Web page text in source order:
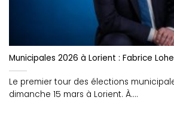
Municipales 2026 à Lorient : Fabrice
Le premier tour des élections
dimanche 15 mars à Lorient. À....